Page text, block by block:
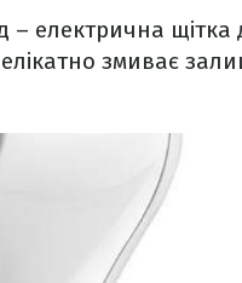
– електрична
змиває